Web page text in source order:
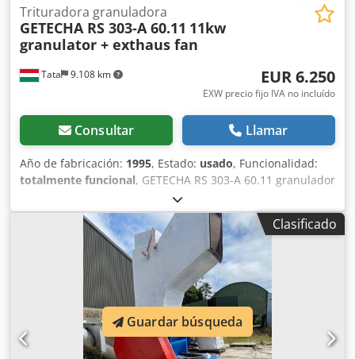
Tata 9.108 km
Trituradora granuladora
GETECHA RS 303‑A 60.11 11kw
granulator + exthaus fan
EUR 6.250
EXW precio fijo IVA no incluído
Consultar Llamar
Año de fabricación: 1995, Estado: usado, Funcionalidad:
totalmente funcional, GETECHA RS 303-A 60.11 granulador
central para plásticos con ventilador de extracción
integrado. Fabricante: GETECHA Modelo: RS 303-A 60.11
Año de fabricación: 12/1995 Diámetro del círculo de corte
del rotor: 340 mm Ancho de corte: 300 mm Número de
cuchillas rotativas: 3 Número de cuchillas fijas: 2 Apertura
de la cámara de corte: 300 x 440 mm Dsdpfx Alsyf E N Te
Deck Potencia del motor principal: 11 kW Velocidad: aprox.
300–400 rpm Orificio de criba (estándar): 6–8 mm, redondo
Capacidad promedio: 200–360 kg/h Altura de alimentación:
1750 mm Dimensiones (An x L x Al): 1500 x 2000 x 2170 mm
Clasificado
Guardar búsqueda